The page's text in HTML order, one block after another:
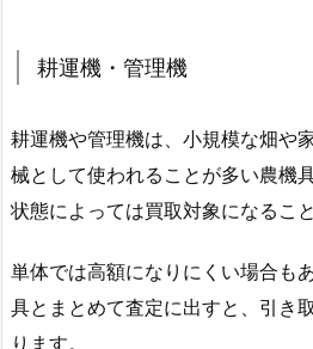
耕運機・管理機
耕運機や管理機は、小規模な畑や
械として使われることが多い農機
状態によっては買取対象になるこ
単体では高額になりにくい場合も
具とまとめて査定に出すと、引き
ります。